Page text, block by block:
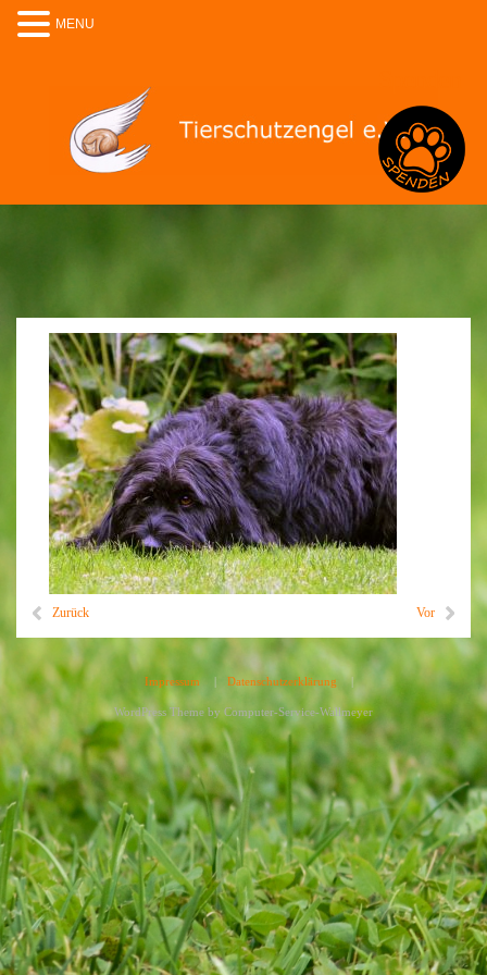
Zurück Vor
Impressum | Datenschutzerklärung |
WordPress Theme by Computer-Service-Wallmeyer
MENU